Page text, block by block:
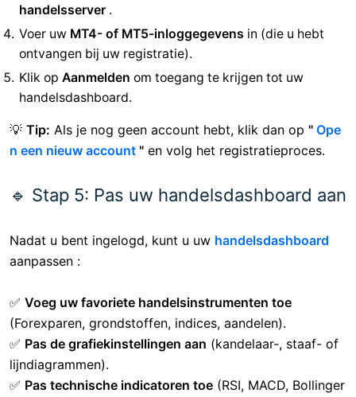
handelsserver .
Voer uw MT4- of MT5-inloggegevens in (die u hebt
ontvangen bij uw registratie).
Klik op Aanmelden om toegang te krijgen tot uw
handelsdashboard.
💡 Tip: Als je nog geen account hebt, klik dan op " Ope
n een nieuw account " en volg het registratieproces.
🔹 Stap 5: Pas uw handelsdashboard aan
Nadat u bent ingelogd, kunt u uw handelsdashboard
aanpassen :
✅ Voeg uw favoriete handelsinstrumenten toe
(Forexparen, grondstoffen, indices, aandelen).
✅ Pas de grafiekinstellingen aan (kandelaar-, staaf- of
lijndiagrammen).
✅ Pas technische indicatoren toe (RSI, MACD, Bollinger